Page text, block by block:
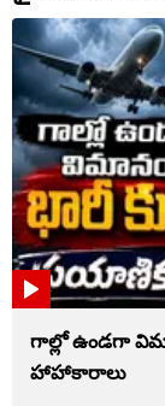
గాల్లో ఉండగా
హాహాకారాలు